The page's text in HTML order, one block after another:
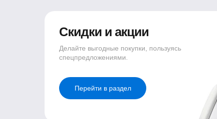
Перейти в раздел
Делайте выгодные покупки, пользуясь
спецпредложениями.
Скидки и акции